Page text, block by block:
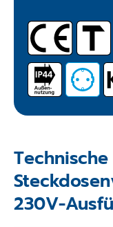
230V-